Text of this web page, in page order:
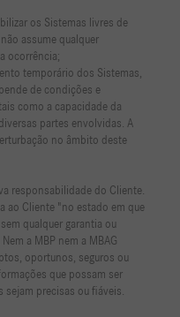
os Sistemas livres de
assume qualquer
ocorrência;
temporário dos Sistemas,
de condições e
como a capacidade da
partes envolvidas. A
no âmbito deste
responsabilidade do Cliente.
ao Cliente "no estado em que
qualquer garantia ou
a MBP nem a MBAG
oportunos, seguros ou
que possam ser
sejam precisas ou fiáveis.